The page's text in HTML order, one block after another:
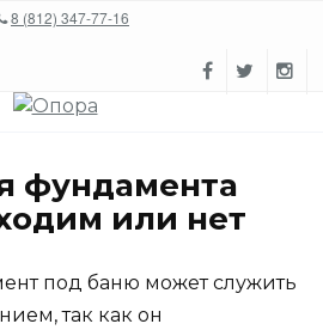
8 (812) 347-77-16
фундамента
или нет
под баню может служить
так как он